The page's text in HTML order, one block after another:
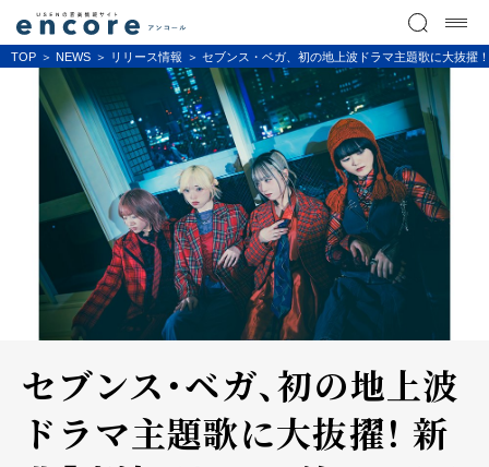
TOP NEWS リリース情報 セブンス・ベガ、初の地上波ドラマ主題歌に大抜擢
セブンス・ベガ、初の地上波
ドラマ主題歌に大抜擢！ 新